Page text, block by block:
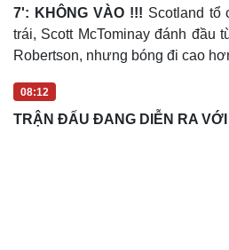
7': KHÔNG VÀO !!! Scotland tổ
trái, Scott McTominay đánh đầu
Robertson, nhưng bóng đi cao
08:12
TRẬN ĐẤU ĐANG DIỄN RA